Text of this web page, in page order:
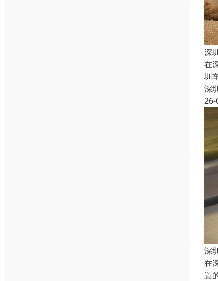
深
在
圳
深
26-
深
在
置